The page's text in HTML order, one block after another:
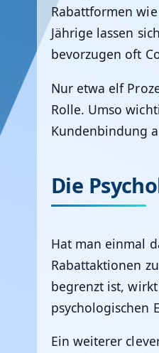
Rabattformen
Jährige lassen
bevorzugen oft
Nur etwa elf
Rolle. Umso
Kundenbindung
Die
Hat man einmal
Rabattaktionen
begrenzt ist,
psychologischen
Ein weiterer